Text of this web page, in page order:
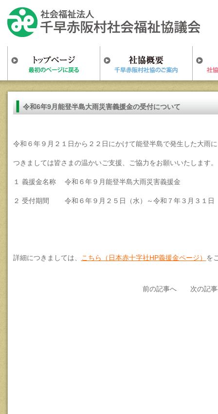
令和6年9月能登半島大雨災害義援金の受付について
令和６年９月２１日から２２日にかけて能登半島で発生した大雨
つきましては皆さまの温かいご支援、ご協力をお願いいたします。
１ 義援金名称 令和６年９月能登半島大雨災害義援金
２ 受付期間 令和６年９月２５日（水）～令和７年３月３１日
詳細につきましては、 こちら（日本赤十字社HP義援金ページ） を
前の記事へ 次の記